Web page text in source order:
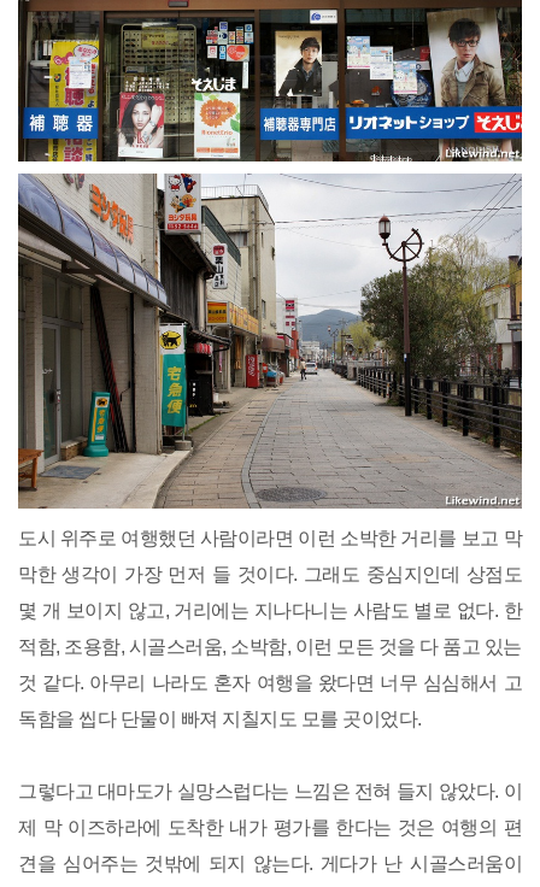
도시 위주로 여행했던 사람이라면 이런 소박한 거리를 보고 막
막한 생각이 가장 먼저 들 것이다. 그래도 중심지인데 상점도
몇 개 보이지 않고, 거리에는 지나다니는 사람도 별로 없다. 한
적함, 조용함, 시골스러움, 소박함, 이런 모든 것을 다 품고 있는
것 같다. 아무리 나라도 혼자 여행을 왔다면 너무 심심해서 고
독함을 씹다 단물이 빠져 지칠지도 모를 곳이었다.
그렇다고 대마도가 실망스럽다는 느낌은 전혀 들지 않았다. 이
제 막 이즈하라에 도착한 내가 평가를 한다는 것은 여행의 편
견을 심어주는 것밖에 되지 않는다. 게다가 난 시골스러움이